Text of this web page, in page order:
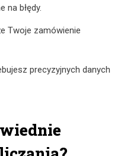
na błędy.
Twoje zamówienie
precyzyjnych danych